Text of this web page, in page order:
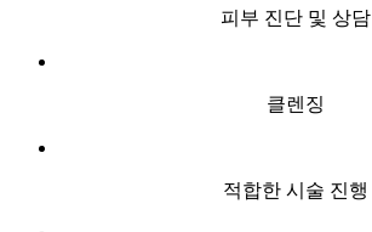
피부 진단 및 상담
클렌징
적합한 시술 진행